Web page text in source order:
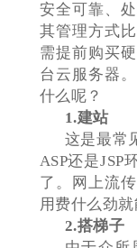
安全可靠、
其管理方式
需提前购买
台云服务器
什么呢？
1.建站
这是最常
ASP还是JSP
了。网上流
用费什么劲就
2.搭梯子